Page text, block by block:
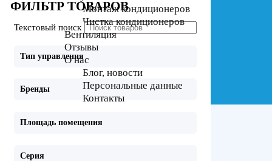
Монтаж кондиционеров
Чистка кондиционеров
Вентиляция
Отзывы
О нас
Блог, новости
Персональные данные
Контакты
ФИЛЬТР ТОВАРОВ
Текстовый поиск
Тип управления
Бренды
Площадь помещения
Серия